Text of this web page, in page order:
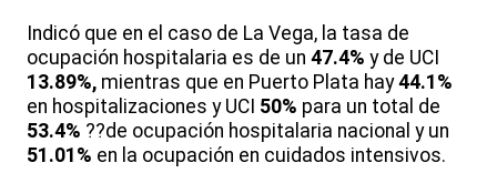
Indicó que en el caso de La Vega, la tasa de
ocupación hospitalaria es de un 47.4% y de UCI
13.89%, mientras que en Puerto Plata hay44.1%
en hospitalizaciones y UCI 50% para un total de
53.4% ??de ocupación hospitalaria nacional y un
51.01% en la ocupación en cuidados intensivos.